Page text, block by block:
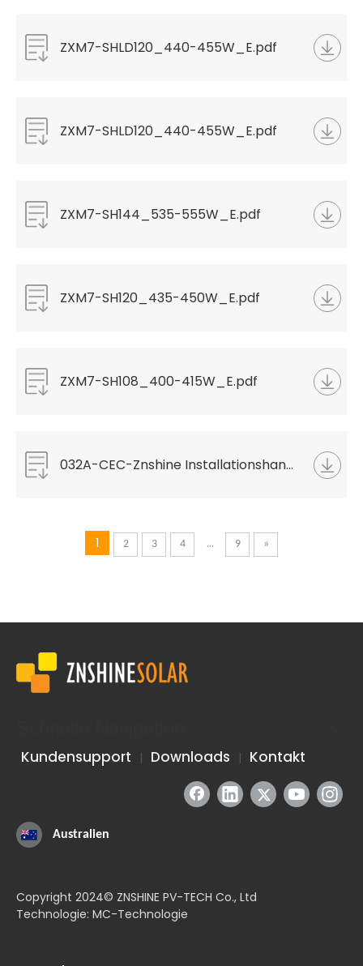
ZXM7-SHLD120_440-455W_E.pdf
ZXM7-SHLD120_440-455W_E.pdf
ZXM7-SH144_535-555W_E.pdf
ZXM7-SH120_435-450W_E.pdf
ZXM7-SH108_400-415W_E.pdf
032A-CEC-Znshine Installationshandbuch für Doppelglas- und bifaziale Doppelglas-PV
1 2 3 4 ... 9 »
Kundensupport | Downloads | Kontakt
Australien
Copyright 2024© ZNSHINE PV-TECH Co., Ltd
Technologie: MC-Technologie